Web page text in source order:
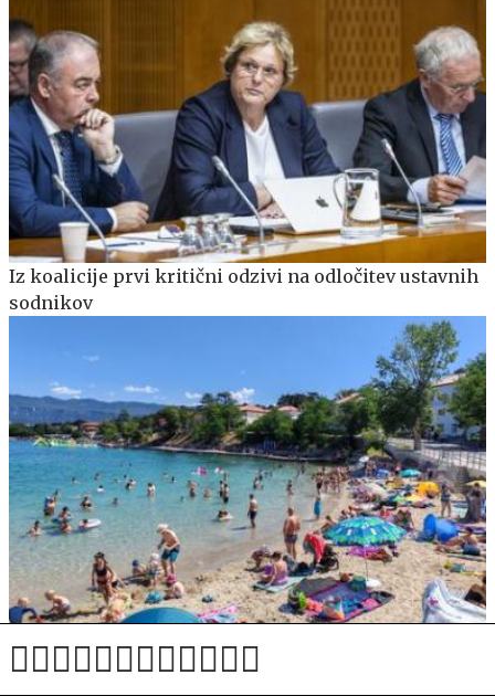
Iz koalicije prvi kritični odzivi na odločitev ustavnih
sodnikov
odmaknila njihove stole, me je Slovenka napadla.